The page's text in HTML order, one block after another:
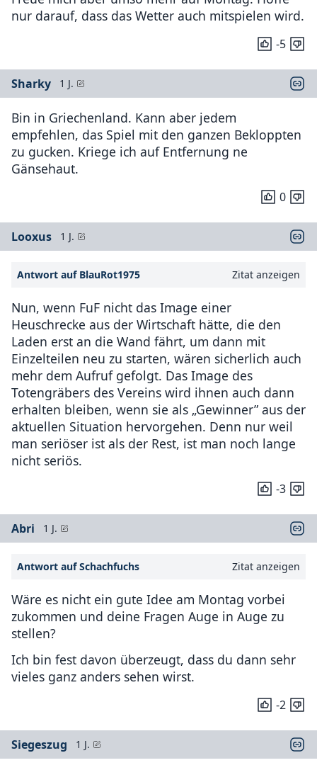
nur darauf, dass das Wetter auch mitspielen wird.
-5
Sharky 1 J.
Bin in Griechenland. Kann aber jedem
empfehlen, das Spiel mit den ganzen Bekloppten
zu gucken. Kriege ich auf Entfernung ne
Gänsehaut.
0
Looxus 1 J.
Antwort auf BlauRot1975 Zitat anzeigen
Nun, wenn FuF nicht das Image einer
Heuschrecke aus der Wirtschaft hätte, die den
Laden erst an die Wand fährt, um dann mit
Einzelteilen neu zu starten, wären sicherlich auch
mehr dem Aufruf gefolgt. Das Image des
Totengräbers des Vereins wird ihnen auch dann
erhalten bleiben, wenn sie als „Gewinner” aus der
aktuellen Situation hervorgehen. Denn nur weil
man seriöser ist als der Rest, ist man noch lange
nicht seriös.
-3
Abri 1 J.
Antwort auf Schachfuchs Zitat anzeigen
Wäre es nicht ein gute Idee am Montag vorbei
zukommen und deine Fragen Auge in Auge zu
stellen?
Ich bin fest davon überzeugt, dass du dann sehr
vieles ganz anders sehen wirst.
-2
Siegeszug 1 J.